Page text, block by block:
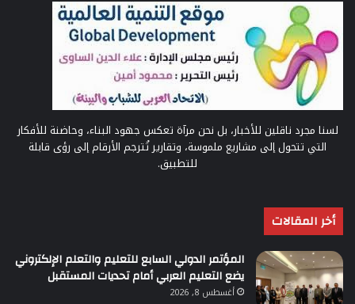
لسنا مجرد ناقلين للأخبار، بل نحن مرآة تعكس جهود البناء، وحاضنة للأفكار
التي تتحول إلى مشاريع ملموسة، وتقارير تُترجم الأرقام إلى رؤى قابلة
للتطبيق.
أخر المقالات
المؤتمر الدولي السابع للتعليم والتعلم الإلكتروني
يضع التعليم العربي أمام تحديات المستقبل
أغسطس 8, 2026